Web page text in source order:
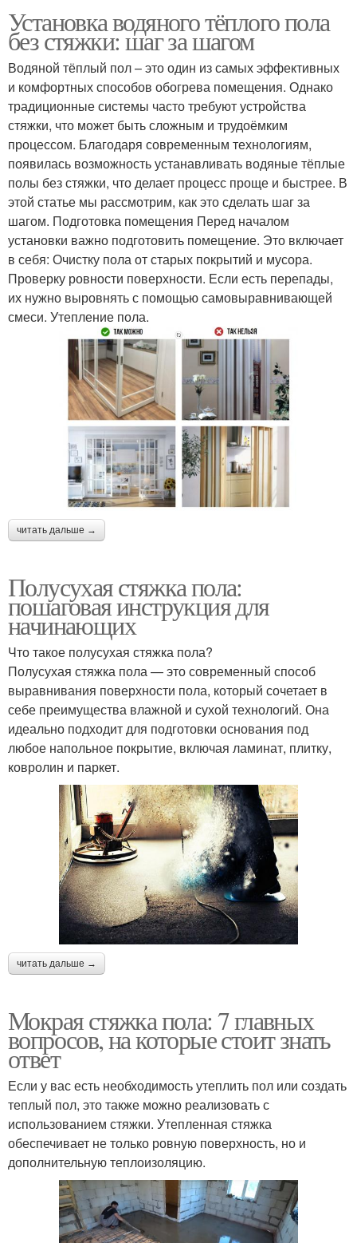
Установка водяного тёплого пола
без стяжки: шаг за шагом
Водяной тёплый пол – это один из самых эффективных
и комфортных способов обогрева помещения. Однако
традиционные системы часто требуют устройства
стяжки, что может быть сложным и трудоёмким
процессом. Благодаря современным технологиям,
появилась возможность устанавливать водяные тёплые
полы без стяжки, что делает процесс проще и быстрее. В
этой статье мы рассмотрим, как это сделать шаг за
шагом. Подготовка помещения Перед началом
установки важно подготовить помещение. Это включает
в себя: Очистку пола от старых покрытий и мусора.
Проверку ровности поверхности. Если есть перепады,
их нужно выровнять с помощью самовыравнивающей
смеси. Утепление пола.
читать дальше →
Полусухая стяжка пола:
пошаговая инструкция для
начинающих
Что такое полусухая стяжка пола?
Полусухая стяжка пола — это современный способ
выравнивания поверхности пола, который сочетает в
себе преимущества влажной и сухой технологий. Она
идеально подходит для подготовки основания под
любое напольное покрытие, включая ламинат, плитку,
ковролин и паркет.
читать дальше →
Мокрая стяжка пола: 7 главных
вопросов, на которые стоит знать
ответ
Если у вас есть необходимость утеплить пол или создать
теплый пол, это также можно реализовать с
использованием стяжки. Утепленная стяжка
обеспечивает не только ровную поверхность, но и
дополнительную теплоизоляцию.